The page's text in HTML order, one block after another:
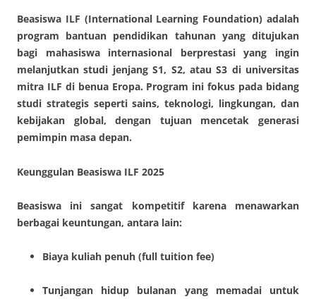
Beasiswa ILF (International Learning Foundation) adalah
program bantuan pendidikan tahunan yang ditujukan
bagi mahasiswa internasional berprestasi yang ingin
melanjutkan studi jenjang S1, S2, atau S3 di universitas
mitra ILF di benua Eropa. Program ini fokus pada bidang
studi strategis seperti sains, teknologi, lingkungan, dan
kebijakan global, dengan tujuan mencetak generasi
pemimpin masa depan.
Keunggulan Beasiswa ILF 2025
Beasiswa ini sangat kompetitif karena menawarkan
berbagai keuntungan, antara lain:
Biaya kuliah penuh (full tuition fee)
Tunjangan hidup bulanan yang memadai untuk